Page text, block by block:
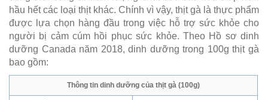
hầu hết các loại thịt khác. Chính vì vậy, thịt gà là thực phẩm
được lựa chọn hàng đầu trong việc hỗ trợ sức khỏe cho
người bị cảm cúm hồi phục sức khỏe. Theo Hồ sơ dinh
dưỡng Canada năm 2018, dinh dưỡng trong 100g thịt gà
bao gồm:
Thông tin dinh dưỡng của thịt gà (100g)